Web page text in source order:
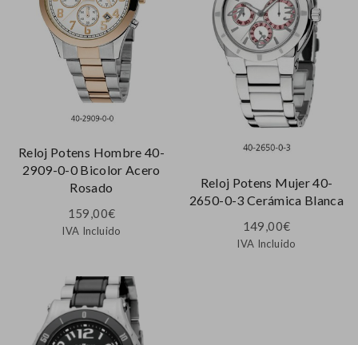
Reloj Potens Hombre 40-
2909-0-0 Bicolor Acero
Rosado
159,00€
IVA Incluido
Reloj Potens Mujer 40-
2650-0-3 Cerámica Blanca
149,00€
IVA Incluido